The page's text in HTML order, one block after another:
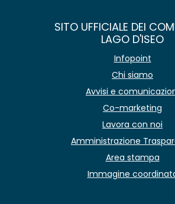
SITO UFFICIALE DEI
LAGO D'ISEO
Infopoint
Chi siamo
Avvisi e
Co-marketing
Lavora con noi
Amministrazione
Area stampa
Immagine